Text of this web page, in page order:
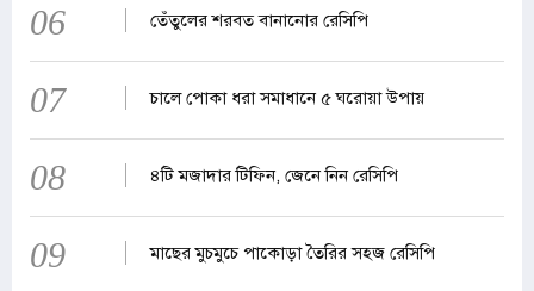
06 তেঁতুলের শরবত বানানোর রেসিপি
07 চালে পোকা ধরা সমাধানে ৫ ঘরোয়া উপায়
08 ৪টি মজাদার টিফিন, জেনে নিন রেসিপি
09 মাছের মুচমুচে পাকোড়া তৈরির সহজ রেসিপি